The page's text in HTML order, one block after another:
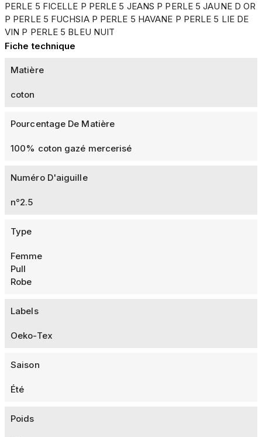
PERLE 5 FICELLE P PERLE 5 JEANS P PERLE 5 JAUNE D OR
P PERLE 5 FUCHSIA P PERLE 5 HAVANE P PERLE 5 LIE DE
VIN P PERLE 5 BLEU NUIT
Fiche technique
Matière
coton
Pourcentage De Matière
100% coton gazé mercerisé
Numéro D'aiguille
n°2.5
Type
Femme
Pull
Robe
Labels
Oeko-Tex
Saison
Été
Poids